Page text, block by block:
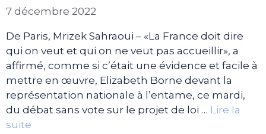
7 décembre 2022
De Paris, Mrizek Sahraoui – «La France doit dire
qui on veut et qui on ne veut pas accueillir», a
affirmé, comme si c’était une évidence et facile à
mettre en œuvre, Elizabeth Borne devant la
représentation nationale à l’entame, ce mardi,
du débat sans vote sur le projet de loi … Lire la
suite